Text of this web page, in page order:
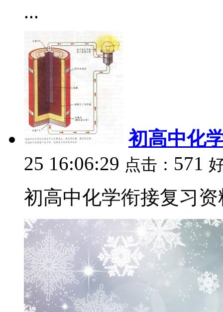
...
初高中化
25 16:06:29 点击： 571
初高中化学衔接复习资